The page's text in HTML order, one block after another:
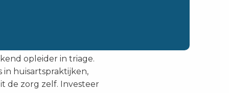
opleider in triage.
in huisartspraktijken,
de zorg zelf. Investeer